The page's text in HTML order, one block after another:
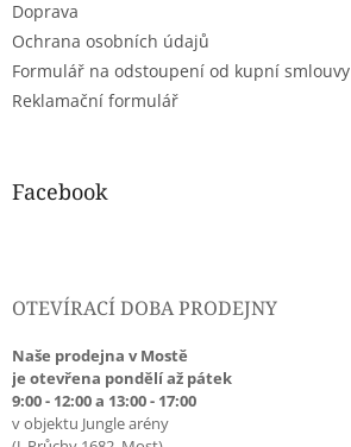
Doprava
Ochrana osobních údajů
Formulář na odstoupení od kupní smlouvy
Reklamační formulář
Facebook
OTEVÍRACÍ DOBA PRODEJNY
Naše prodejna v Mostě
je otevřena pondělí až pátek
9:00 - 12:00 a 13:00 - 17:00
v objektu Jungle arény